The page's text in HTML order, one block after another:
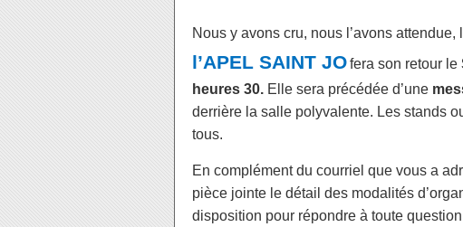
Nous y avons cru, nous l’avons attendue,
l’APEL SAINT JOfera son retour le
heures 30. Elle sera précédée d’une
derrière la salle polyvalente. Les stands
tous.
En complément du courriel que vous a
pièce jointe le détail des modalités
disposition pour répondre à toute